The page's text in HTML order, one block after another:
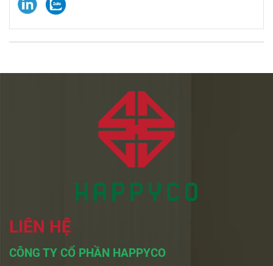
LIÊN HỆ
CÔNG TY CỔ PHẦN HAPPYCO